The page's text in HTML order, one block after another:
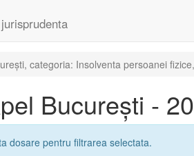
categoria: Insolventa persoanei
București -
dosare pentru filtrarea selectata.